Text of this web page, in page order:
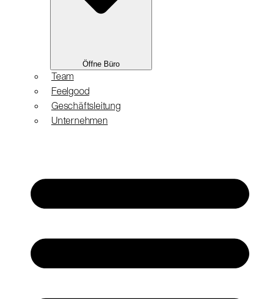
Öffne Büro
Team
Feelgood
Geschäftsleitung
Unternehmen